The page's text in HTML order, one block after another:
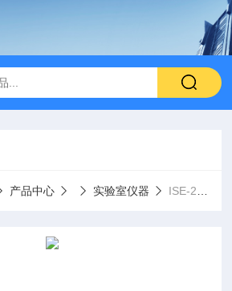
产品中心 实验室仪器 ISE-2000在线溴离子浓度监测仪